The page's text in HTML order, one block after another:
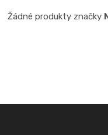
Žádné produkty značky